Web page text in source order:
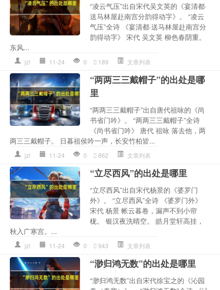
“凌云气压”出自宋代吴文英的《宴清都·
送马林屋赴南宫分韵得动字》。 “凌云
气压”全诗 《宴清都·送马林屋赴南宫分
韵得动字》 宋代 吴文英 柳色春阴重。
东风...
jzl 11-24 0 189 文章列表
“两两三三戴帽子”的出处是哪
里
“两两三三戴帽子”出自唐代祖咏的《尚
书省门吟》。 “两两三三戴帽子”全诗
《尚书省门吟》 唐代 祖咏 落去他，两
两三三戴帽子。 日暮祖侯吟一声，长安竹柏皆...
jzl 11-24 0 862 文章列表
“立尽西风”的出处是哪里
“立尽西风”出自宋代杨景的《婆罗门
外》。 “立尽西风”全诗 《婆罗门外》
宋代 杨景 帐云暮卷，漏声不到小帘
栊。 银汉夜洗晴空。 皓月堂轩高挂，
秋入广寒宫。...
jzl 11-24 0 943 文章列表
“渺归鸿无数”的出处是哪里
“渺归鸿无数”出自宋代徐宝之的《沁园